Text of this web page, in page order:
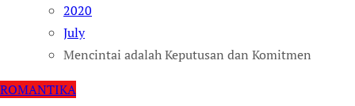
2020
July
Mencintai adalah Keputusan dan Komitmen
ROMANTIKA